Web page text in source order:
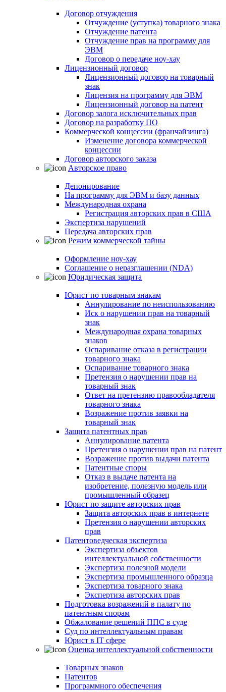
Договор отчуждения
Отчуждение (уступка) товарного знака
Отчуждение патента
Отчуждение прав на программу для
ЭВМ
Договор о передаче ноу-хау
Лицензионный договор
Лицензионный договор на товарный
знак
Лицензия на программу для ЭВМ
Лицензионный договор на патент
Договор залога исключительных прав
Договор на разработку ПО
Коммерческой концессии (франчайзинга)
Изменение договора коммерческой
концессии
Договор авторского заказа
Авторское право
Депонирование
На программу для ЭВМ и базу данных
Международная охрана
Регистрация авторских прав в США
Экспертиза нарушений
Передача авторских прав
Режим коммерческой тайны
Оформление ноу-хау
Соглашение о неразглашении (NDA)
Юридическая защита
Юрист по товарным знакам
Аннулирование по неиспользованию
Иск о нарушении прав на товарный
знак
Международная охрана товарных
знаков
Оспаривание отказа в регистрации
товарного знака
Оспаривание товарного знака
Претензия о нарушении прав на
товарный знак
Ответ на претензию правообладателя
товарного знака
Возражение против заявки на
товарный знак
Защита патентных прав
Аннулирование патента
Претензия о нарушении прав на патент
Возражение против выдачи патента
Патентные споры
Отказ в выдаче патента на
изобретение, полезную модель или
промышленный образец
Юрист по защите авторских прав
Защита авторских прав в интернете
Претензия о нарушении авторских
прав
Патентоведческая экспертиза
Экспертиза объектов
интеллектуальной собственности
Экспертиза полезной модели
Экспертиза промышленного образца
Экспертиза товарного знака
Экспертиза авторских прав
Подготовка возражений в палату по
патентным спорам
Обжалование решений ППС в суде
Суд по интеллектуальным правам
Юрист в IT сфере
Оценка интеллектуальной собственности
Товарных знаков
Патентов
Программного обеспечения